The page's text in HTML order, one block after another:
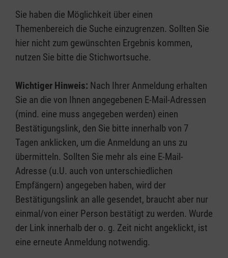
Sie haben die Möglichkeit über einen
Themenbereich die Suche einzugrenzen. Sollten Sie
hier nicht zum gewünschten Ergebnis kommen,
nutzen Sie bitte die Stichwortsuche.
Wichtiger Hinweis: Nach Ihrer Anmeldung erhalten
Sie an die von Ihnen angegebenen E-Mail-Adressen
(mind. eine muss angegeben werden) einen
Bestätigungslink, den Sie bitte innerhalb von 7
Tagen anklicken, um die Anmeldung an uns zu
übermitteln. Sollten Sie mehr als eine E-Mail-
Adresse (u.U. auch von unterschiedlichen
Empfängern) angegeben haben, wird der
Bestätigungslink an alle gesendet, braucht aber nur
einmal/von einer Person bestätigt zu werden. Wurde
der Link innerhalb der o. g. Zeit nicht angeklickt, ist
eine erneute Anmeldung notwendig.